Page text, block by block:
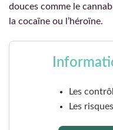
douces comme le
la cocaïne ou l’héroïne.
Les
Les